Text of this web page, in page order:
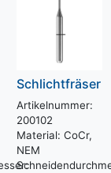
Schlichtfräser
Artikelnummer:
200102
Material: CoCr,
NEM